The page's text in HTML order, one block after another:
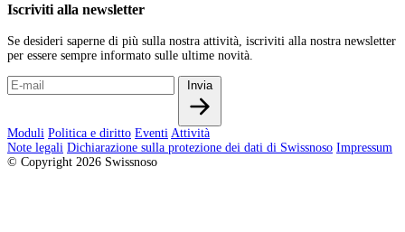
Iscriviti alla newsletter
Se desideri saperne di più sulla nostra attività, iscriviti alla nostra newsletter
per essere sempre informato sulle ultime novità.
Invia
Moduli Politica e diritto Eventi Attività
Note legali Dichiarazione sulla protezione dei dati di Swissnoso Impressum
© Copyright 2026 Swissnoso